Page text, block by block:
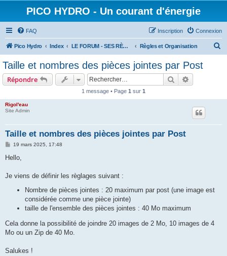
PICO HYDRO - Un courant d'énergie
FAQ Connexion
Inscription
Pico Hydro Index LE FORUM - SES RÈGLES ET SES MEMBRES Règles et Organisation
Taille et nombres des pièces jointes par Post
Répondre Rechercher
1 message • Page 1 sur 1
Rigol'eau
Site Admin
Taille et nombres des pièces jointes par Post
M
s
g
19 mars 2025, 17:48
Hello,
Je viens de définir les règlages suivant :
Nombre de pièces jointes : 20 maximum par post (une image est
considérée comme une pièce jointe)
taille de l'ensemble des pièces jointes : 40 Mo maximum
Cela donne la possibilité de joindre 20 images de 2 Mo, 10 images de 4
Mo ou un Zip de 40 Mo.
Salukes !